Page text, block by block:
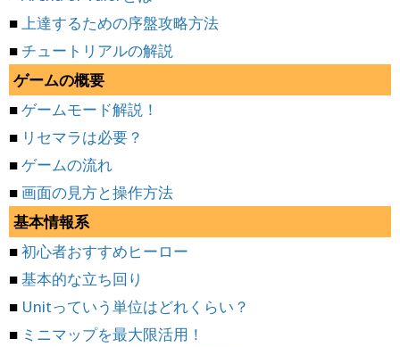
■上達するための序盤攻略方法
■ チュートリアルの解説
ゲームの概要
■ゲームモード解説！
■ リセマラは必要？
■ゲームの流れ
■画面の見方と操作方法
基本情報系
■初心者おすすめヒーロー
■基本的な立ち回り
■ Unitっていう単位はどれくらい？
■ ミニマップを最大限活用！